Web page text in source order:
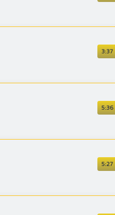
3:37
5:36
5:27